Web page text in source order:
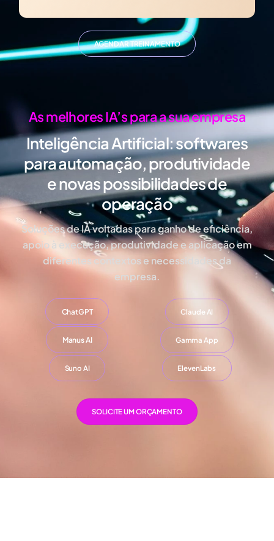
AGENDAR TREINAMENTO
As melhores IA’s para a sua empresa
Inteligência Artificial:softwares
para automação, produtividade
e novas possibilidades de
operação
Soluções de IA voltadas para ganho de eficiência,
apoio à execução, produtividade e aplicação em
diferentes contextos e necessidades da
empresa.
ChatGPT Claude AI
Manus AI Gamma App
Suno AI ElevenLabs
SOLICITE UM ORÇAMENTO